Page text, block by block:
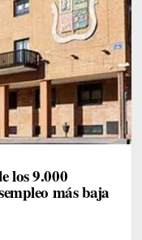
los 9.000
más baja